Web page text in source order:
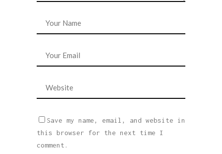
Save my name, email, and website in
this browser for the next time I
comment.